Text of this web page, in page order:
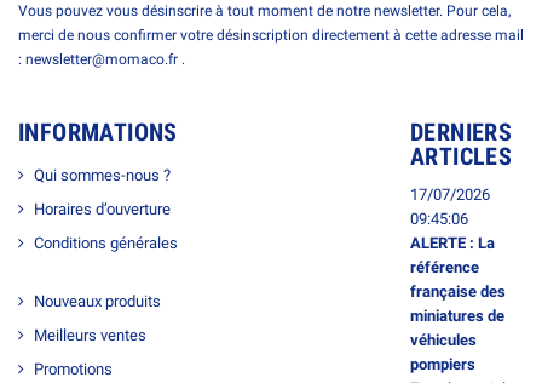
Vous pouvez vous désinscrire à tout moment de notre newsletter. Pour cela,
merci de nous confirmer votre désinscription directement à cette adresse mail
: newsletter@momaco.fr .
INFORMATIONS
Qui sommes-nous ?
Horaires d’ouverture
Conditions générales
Nouveaux produits
Meilleurs ventes
Promotions
DERNIERS
ARTICLES
17/07/2026
09:45:06
ALERTE : La
référence
française des
miniatures de
véhicules
pompiers